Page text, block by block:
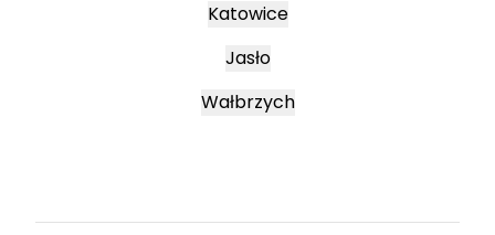
Katowice
Jasło
Wałbrzych